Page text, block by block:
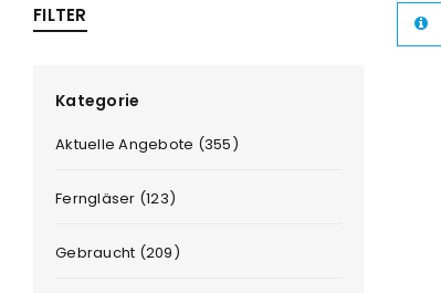
FILTER
Kategorie
Aktuelle Angebote (355)
Ferngläser (123)
Gebraucht (209)